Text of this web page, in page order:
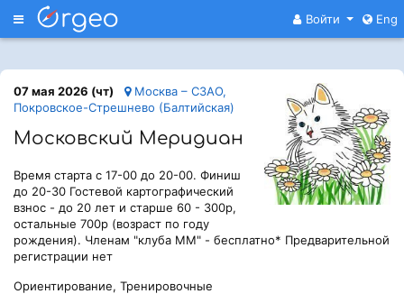
Меню Войти Eng
07 мая 2026 (чт)
Москва – СЗАО,
Покровское-Стрешнево (Балтийская)
Московский Меридиан
Время старта с 17-00 до 20-00. Финиш
до 20-30 Гостевой картографический
взнос - до 20 лет и старше 60 - 300р,
остальные 700р (возраст по году
рождения). Членам "клуба ММ" - бесплатно* Предварительной
регистрации нет
Ориентирование, Тренировочные